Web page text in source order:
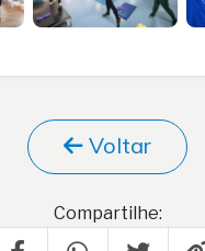
Voltar
Compartilhe: